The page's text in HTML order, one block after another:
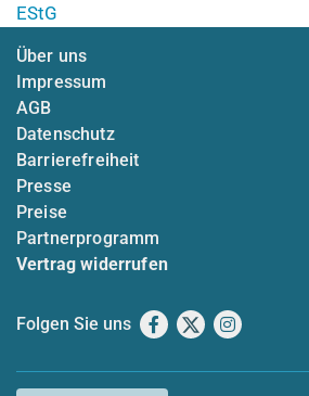
EStG
Über uns
Impressum
AGB
Datenschutz
Barrierefreiheit
Presse
Preise
Partnerprogramm
Vertrag widerrufen
Folgen Sie uns Facebook
X Instagram